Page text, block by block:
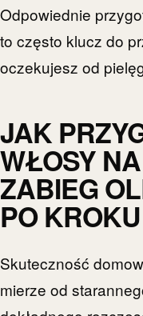
Odpowiednie
to często klucz do
oczekujesz od
JAK
WŁOSY
ZABIEG
PO KROKU
Skuteczność
mierze od